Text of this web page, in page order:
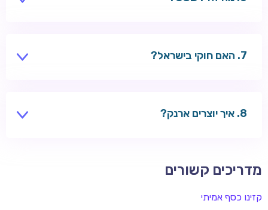
האם חוקי בישראל?
איך יוצרים ארנק?
מדריכים קשורים
קזינו כסף אמיתי